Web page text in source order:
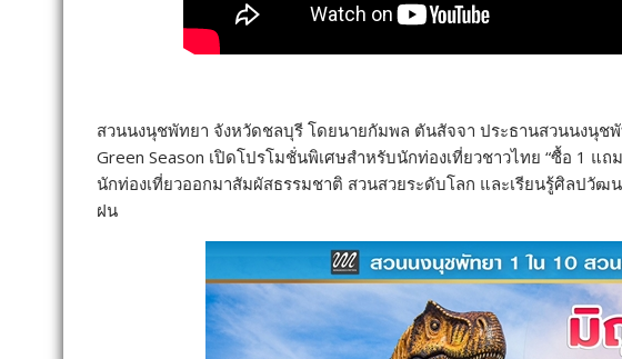
สวนนงนุชพัทยา จังหวัดชลบุรี โดยนายกัมพล ตันสัจจา ประธานสวนนงนุช
Green Season เปิดโปรโมชั่นพิเศษสำหรับนักท่องเที่ยวชาวไทย “ซื้อ 1 แ
นักท่องเที่ยวออกมาสัมผัสธรรมชาติ สวนสวยระดับโลก และเรียนรู้ศิลปวัฒ
ฝน